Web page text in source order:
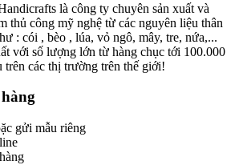
là công ty chuyên sản xuất và
thủ công mỹ nghệ từ các nguyên liệu thân
: cói , bèo , lúa, vỏ ngô, mây, tre, nứa,...
với số lượng lớn từ hàng chục tới 100.000
trên các thị trường trên thế giới!
gửi mẫu riêng